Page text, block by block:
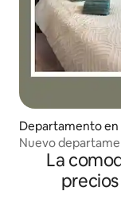
Departamento en
Nuevo
La